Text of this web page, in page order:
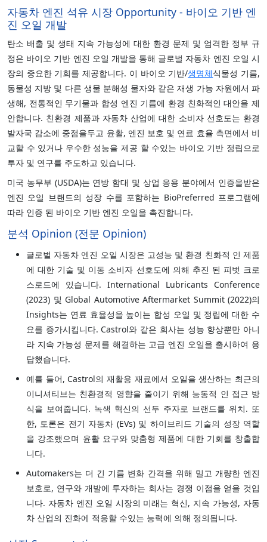
자동차 엔진 석유 시장 Opportunity - 바이오 기반 엔
진 오일 개발
탄소 배출 및 생태 지속 가능성에 대한 환경 문제 및 엄격한 정부 규
정은 바이오 기반 엔진 오일 개발을 통해 글로벌 자동차 엔진 오일 시
장의 중요한 기회를 제공합니다. 이 바이오 기반/생명체식물성 기름,
동물성 지방 및 다른 생물 분해성 물자와 같은 재생 가능 자원에서 파
생해, 전통적인 무기물과 합성 엔진 기름에 환경 친화적인 대안을 제
안합니다. 친환경 제품과 자동차 산업에 대한 소비자 선호도는 환경
발자국 감소에 중점을두고 윤활, 엔진 보호 및 연료 효율 측면에서 비
교할 수 있거나 우수한 성능을 제공 할 수있는 바이오 기반 정립으로
투자 및 연구를 주도하고 있습니다.
미국 농무부 (USDA)는 연방 함대 및 상업 응용 분야에서 인증을받은
엔진 오일 브랜드의 성장 수를 포함하는 BioPreferred 프로그램에
따라 인증 된 바이오 기반 엔진 오일을 촉진합니다.
분석 Opinion (전문 Opinion)
글로벌 자동차 엔진 오일 시장은 고성능 및 환경 친화적 인 제품
에 대한 기술 및 이동 소비자 선호도에 의해 추진 된 피벗 크로
스로드에 있습니다. International Lubricants Conference
(2023) 및 Global Automotive Aftermarket Summit (2022)의
Insights는 연료 효율성을 높이는 합성 오일 및 정립에 대한 수
요를 증가시킵니다. Castrol와 같은 회사는 성능 향상뿐만 아니
라 지속 가능성 문제를 해결하는 고급 엔진 오일을 출시하여 응
답했습니다.
예를 들어, Castrol의 재활용 재료에서 오일을 생산하는 최근의
이니셔티브는 친환경적 영향을 줄이기 위해 능동적 인 접근 방
식을 보여줍니다. 녹색 혁신의 선두 주자로 브랜드를 위치. 또
한, 토론은 전기 자동차 (EVs) 및 하이브리드 기술의 성장 역할
을 강조했으며 윤활 요구와 맞춤형 제품에 대한 기회를 창출합
니다.
Automakers는 더 긴 기름 변화 간격을 위해 밀고 개량한 엔진
보호로, 연구와 개발에 투자하는 회사는 경쟁 이점을 얻을 것입
니다. 자동차 엔진 오일 시장의 미래는 혁신, 지속 가능성, 자동
차 산업의 진화에 적응할 수있는 능력에 의해 정의됩니다.